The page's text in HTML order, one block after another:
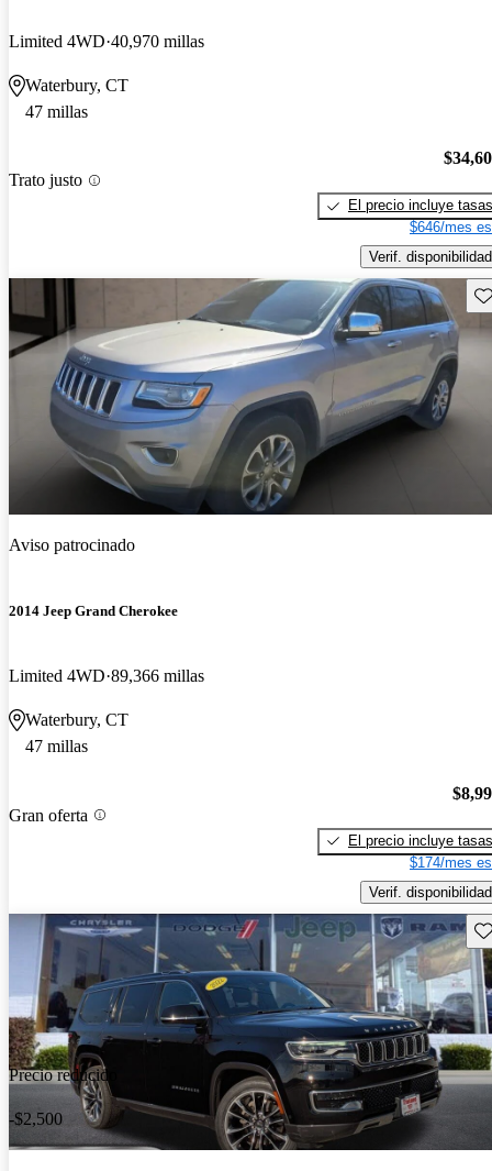
Limited 4WD 40,970 millas
Waterbury, CT
47 millas
Trato justo
El precio incluye tasas
$646/mes
Verif. disponibilidad
Aviso patrocinado
2014 Jeep Grand Cherokee
Limited 4WD 89,366 millas
Waterbury, CT
47 millas
Gran oferta
El precio incluye tasas
$174/mes
Verif. disponibilidad
Precio reducido
-$2,500